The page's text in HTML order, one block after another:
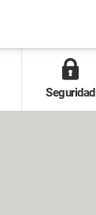
Seguridad